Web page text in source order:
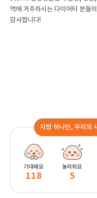
역에 거주하시는 다이어터 분들
감사합니다!
지방 하나만, 우리의
기대돼요
118
놀라워요
5